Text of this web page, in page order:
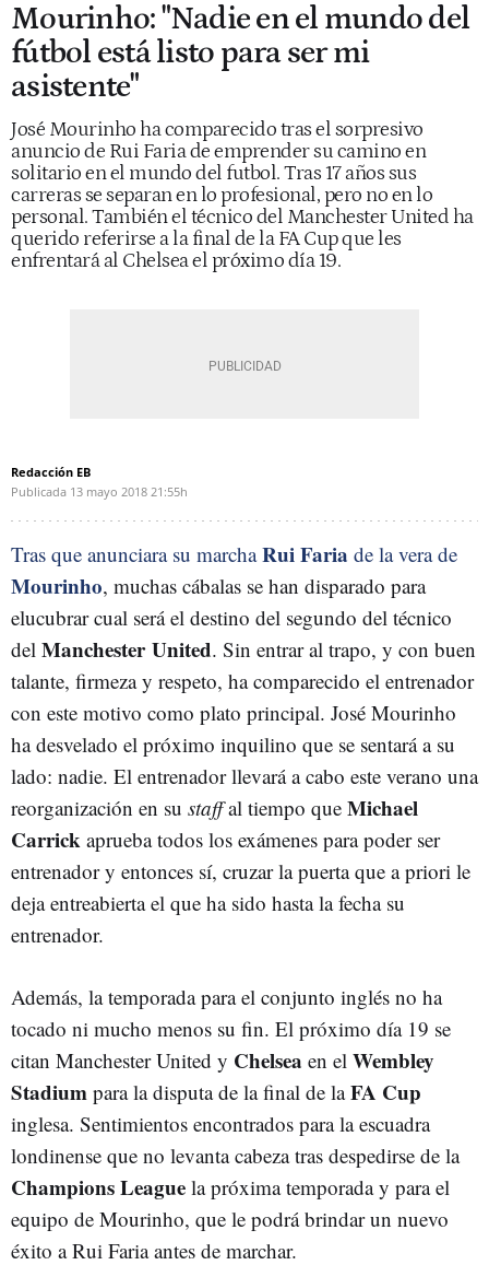
Mourinho: "Nadie en el mundo del
fútbol está listo para ser mi
asistente"
José Mourinho ha comparecido tras el sorpresivo
anuncio de Rui Faria de emprender su camino en
solitario en el mundo del futbol. Tras 17 años sus
carreras se separan en lo profesional, pero no en lo
personal. También el técnico del Manchester United ha
querido referirse a la final de la FA Cup que les
enfrentará al Chelsea el próximo día 19.
Redacción EB
Publicada 13 mayo 2018 21:55h
Tras que anunciara su marchaRui Faria de la vera de
Mourinho, muchas cábalas se han disparado para
elucubrar cual será el destino del segundo del técnico
del Manchester United. Sin entrar al trapo, y con buen
talante, firmeza y respeto, ha comparecido el entrenador
con este motivo como plato principal. José Mourinho
ha desvelado el próximo inquilino que se sentará a su
lado: nadie. El entrenador llevará a cabo este verano una
reorganización en su staffal tiempo que Michael
Carrick aprueba todos los exámenes para poder ser
entrenador y entonces sí, cruzar la puerta que a priori le
deja entreabierta el que ha sido hasta la fecha su
entrenador.
Además, la temporada para el conjunto inglés no ha
tocado ni mucho menos su fin. El próximo día 19 se
citan Manchester United y Chelsea en el Wembley
Stadium para la disputa de la final de laFA Cup
inglesa. Sentimientos encontrados para la escuadra
londinense que no levanta cabeza tras despedirse de la
Champions League la próxima temporada y para el
equipo de Mourinho, que le podrá brindar un nuevo
éxito a Rui Faria antes de marchar.